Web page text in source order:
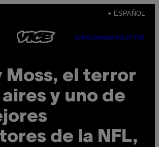
+ ESPAÑOL
SUBSCRIBENEWSLETTER
Moss, el terror
y uno de
de la NFL,